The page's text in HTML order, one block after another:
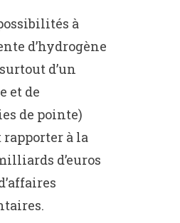
à
d’hydrogène
d’un
et de
de pointe)
à la
d’euros